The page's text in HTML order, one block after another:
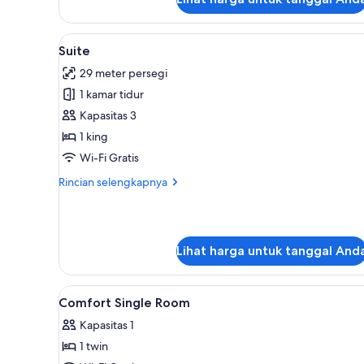
(Privilège
Lihat
semua
foto
untuk
Suite
Seprai premium, brankas,
11
Suite
29 meter persegi
1 kamar tidur
Kapasitas 3
1 king
Wi-Fi Gratis
Rincian selengkapnya
Rincian
Lihat harga untuk tanggal
Lihat
semua
foto
untuk
Seprai premium, brankas,
4
Comfort Single Room
Kapasitas 1
1 twin